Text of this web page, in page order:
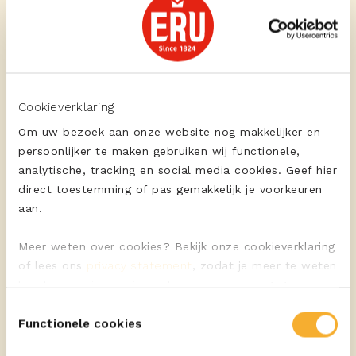
Cookieverklaring
Om uw bezoek aan onze website nog makkelijker en
persoonlijker te maken gebruiken wij functionele,
analytische, tracking en social media cookies. Geef hier
direct toestemming of pas gemakkelijk je voorkeuren
aan.
Meer weten over cookies? Bekijk onze cookieverklaring
of lees ons privacy statement
, zodat je meer te weten
Functionele cookies
ERU Culinair Extra Aged
extra gerijpte kaas
BEKIJK ALLE RECEPTEN